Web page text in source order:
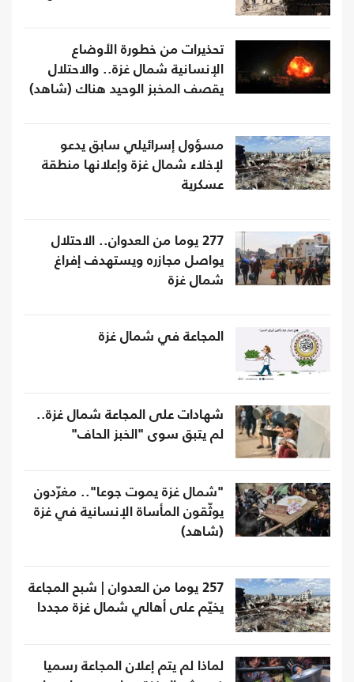
تحذيرات من خطورة الأوضاع
الإنسانية شمال غزة.. والاحتلال
يقصف المخبز الوحيد هناك (شاهد)
مسؤول إسرائيلي سابق يدعو
لإخلاء شمال غزة وإعلانها منطقة
عسكرية
277 يوما من العدوان.. الاحتلال
يواصل مجازره ويستهدف إفراغ
شمال غزة
المجاعة في شمال غزة
شهادات على المجاعة شمال غزة..
لم يتبق سوى "الخبز الحاف"
"شمال غزة يموت جوعا".. مغرّدون
يوثّقون المأساة الإنسانية في غزة
(شاهد)
257 يوما من العدوان | شبح المجاعة
يخيّم على أهالي شمال غزة مجددا
لماذا لم يتم إعلان المجاعة رسميا